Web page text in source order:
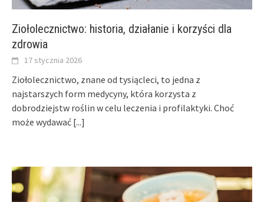
Ziołolecznictwo: historia, działanie i korzyści dla
zdrowia
17 stycznia 2026
Ziołolecznictwo, znane od tysiącleci, to jedna z
najstarszych form medycyny, która korzysta z
dobrodziejstw roślin w celu leczenia i profilaktyki. Choć
może wydawać [...]